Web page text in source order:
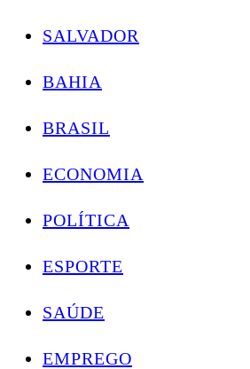
SALVADOR
BAHIA
BRASIL
ECONOMIA
POLÍTICA
ESPORTE
SAÚDE
EMPREGO